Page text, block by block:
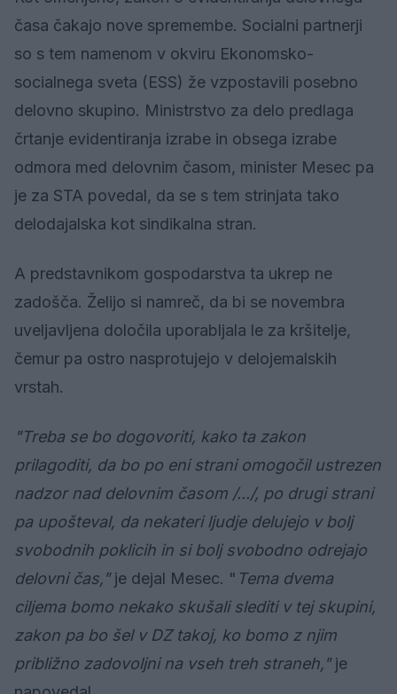
časa čakajo nove spremembe. Socialni partnerji
so s tem namenom v okviru Ekonomsko-
socialnega sveta (ESS) že vzpostavili posebno
delovno skupino. Ministrstvo za delo predlaga
črtanje evidentiranja izrabe in obsega izrabe
odmora med delovnim časom, minister Mesec pa
je za STA povedal, da se s tem strinjata tako
delodajalska kot sindikalna stran.
A predstavnikom gospodarstva ta ukrep ne
zadošča. Želijo si namreč, da bi se novembra
uveljavljena določila uporabljala le za kršitelje,
čemur pa ostro nasprotujejo v delojemalskih
vrstah.
"Treba se bo dogovoriti, kako ta zakon
prilagoditi, da bo po eni strani omogočil ustrezen
nadzor nad delovnim časom /.../, po drugi strani
pa upošteval, da nekateri ljudje delujejo v bolj
svobodnih poklicih in si bolj svobodno odrejajo
delovni čas,"je dejal Mesec. " Tema dvema
ciljema bomo nekako skušali slediti v tej skupini,
zakon pa bo šel v DZ takoj, ko bomo z njim
približno zadovoljni na vseh treh straneh,"je